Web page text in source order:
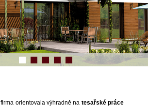
orientovala výhradně na tesařské práce